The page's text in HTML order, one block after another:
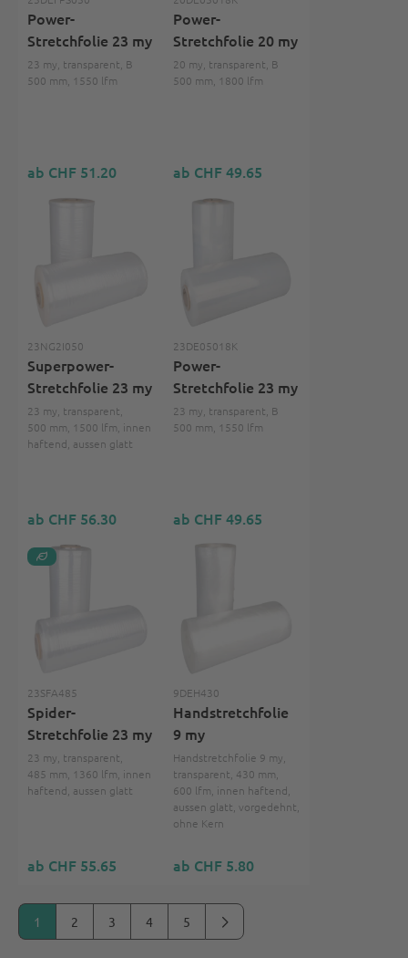
Power-
Stretchfolie 23 my
23 my, transparent, B
500 mm, 1550 lfm
ab CHF 51.20
Power-
Stretchfolie 20 my
20 my, transparent, B
500 mm, 1800 lfm
ab CHF 49.65
23NG2I050
Superpower-
Stretchfolie 23 my
23 my, transparent,
500 mm, 1500 lfm, innen
haftend, aussen glatt
ab CHF 56.30
23DE05018K
Power-
Stretchfolie 23 my
23 my, transparent, B
500 mm, 1550 lfm
ab CHF 49.65
23SFA485
Spider-
Stretchfolie 23 my
23 my, transparent,
485 mm, 1360 lfm, innen
haftend, aussen glatt
ab CHF 55.65
9DEH430
Handstretchfolie
9 my
Handstretchfolie 9 my,
transparent, 430 mm,
600 lfm, innen haftend,
aussen glatt, vorgedehnt,
ohne Kern
ab CHF 5.80
1 2 3 4 5